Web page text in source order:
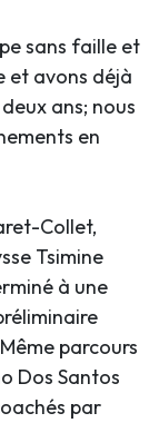
sans faille et
et avons déjà
ans; nous
en
Collet,
Tsimine
à une
parcours
Dos Santos
par